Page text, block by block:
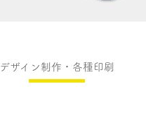
デザイン制作・各種印刷